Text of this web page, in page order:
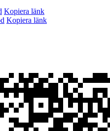
Kopiera länk
Kopiera länk